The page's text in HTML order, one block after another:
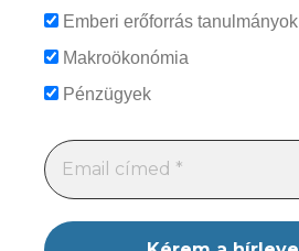
Emberi erőforrás tanulmányok
Makroökonómia
Pénzügyek